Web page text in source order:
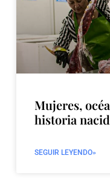
Mujeres,
historia
SEGUIR LEYENDO»